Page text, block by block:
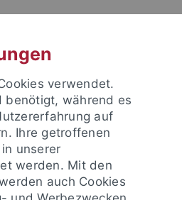
EINRICHTUNGEN
verwendet.
benötigt, während es
auf
Ihre getroffenen
unserer
werden. Mit den
auch Cookies